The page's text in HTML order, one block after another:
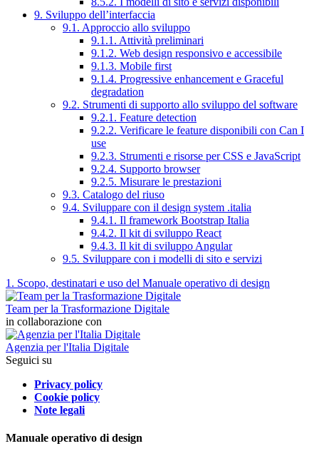
9. Sviluppo dell’interfaccia
9.1. Approccio allo sviluppo
9.1.1. Attività preliminari
9.1.2. Web design responsivo e accessibile
9.1.3. Mobile first
9.1.4. Progressive enhancement e Graceful
degradation
9.2. Strumenti di supporto allo sviluppo del software
9.2.1. Feature detection
9.2.2. Verificare le feature disponibili con Can I
use
9.2.3. Strumenti e risorse per CSS e JavaScript
9.2.4. Supporto browser
9.2.5. Misurare le prestazioni
9.3. Catalogo del riuso
9.4. Sviluppare con il design system .italia
9.4.1. Il framework Bootstrap Italia
9.4.2. Il kit di sviluppo React
9.4.3. Il kit di sviluppo Angular
9.5. Sviluppare con i modelli di sito e servizi
1. Scopo, destinatari e uso del Manuale operativo di design
Team per la Trasformazione Digitale
in collaborazione con
Agenzia per l'Italia Digitale
Seguici su
Privacy policy
Cookie policy
Note legali
Manuale operativo di design